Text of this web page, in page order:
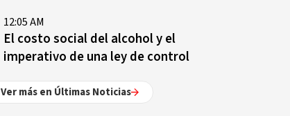
12:05 AM
El costo social del alcohol y el
imperativo de una ley de control
Ver más en Últimas Noticias